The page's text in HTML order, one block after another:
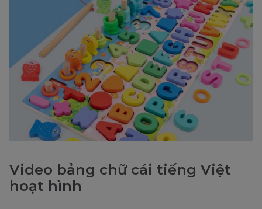
Video bảng chữ cái tiếng Việt
hoạt hình